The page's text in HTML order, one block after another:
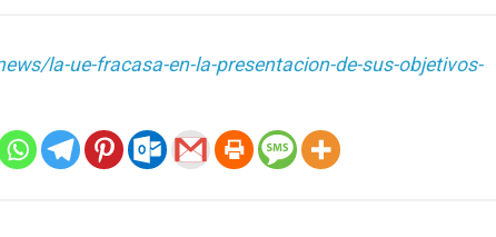
la-ue-fracasa-en-la-presentacion-de-sus-objetivos-